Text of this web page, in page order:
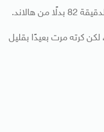
وكاد مرموش يسجل أول أهدافه في الدوري الإنجليزي، بعدما تابع إحدى العرضيات الأرضية في الدقيقة 88، لكن كرته مرت بعيدًا بقليل